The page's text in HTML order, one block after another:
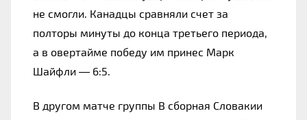
не смогли. Канадцы сравняли счет за
полторы минуты до конца третьего периода,
а в овертайме победу им принес Марк
Шайфли — 6:5.
В другом матче группы B сборная Словакии